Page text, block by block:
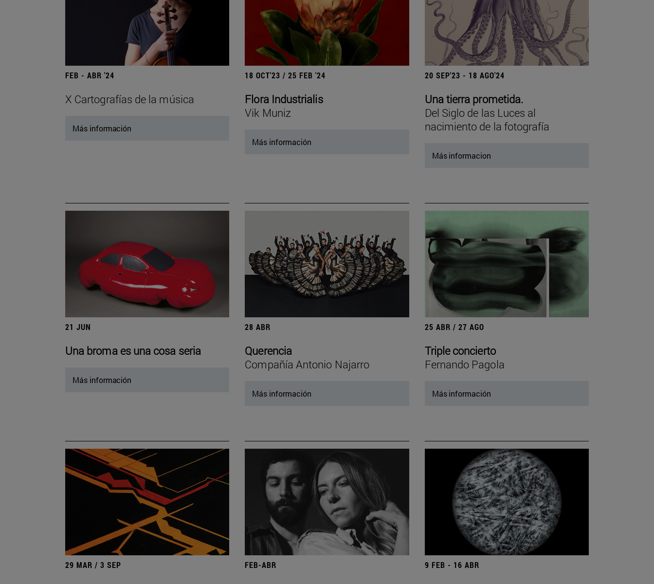
FEB - ABR '24
X Cartografías de la música
Más información
18 OCT'23 / 25 FEB '24
Flora Industrialis
Vik Muniz
Más información
20 SEP'23 - 18 AGO'24
Una tierra prometida.
Del Siglo de las Luces al
nacimiento de la fotografía
Más informacion
21 JUN
Una broma es una cosa seria
Más información
28 ABR
Querencia
Compañía Antonio Najarro
Más información
25 ABR / 27 AGO
Triple concierto
Fernando Pagola
Más información
29 MAR / 3 SEP FEB-ABR 9 FEB - 16 ABR